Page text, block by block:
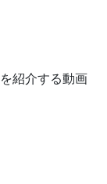
紹介する動画